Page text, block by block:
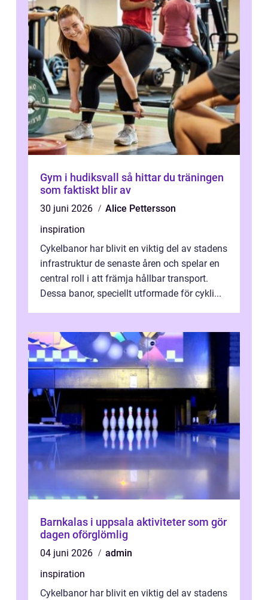
Gym i hudiksvall så hittar du träningen
som faktiskt blir av
30 juni 2026
Alice Pettersson
inspiration
Cykelbanor har blivit en viktig del av stadens
infrastruktur de senaste åren och spelar en
central roll i att främja hållbar transport.
Dessa banor, speciellt utformade för cykli...
Barnkalas i uppsala aktiviteter som gör
dagen oförglömlig
04 juni 2026
admin
inspiration
Cykelbanor har blivit en viktig del av stadens